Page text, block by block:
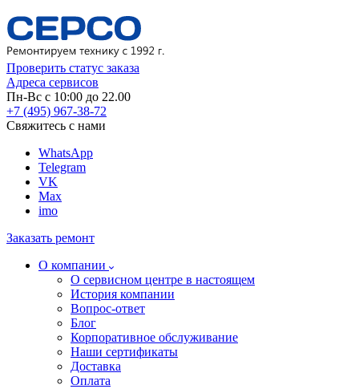
Проверить статус заказа
Адреса сервисов
Пн-Вс с 10:00 до 22.00
+7 (495) 967-38-72
Свяжитесь с нами
WhatsApp
Telegram
VK
Max
imo
Заказать ремонт
О компании
О сервисном центре в настоящем
История компании
Вопрос-ответ
Блог
Корпоративное обслуживание
Наши сертификаты
Доставка
Оплата